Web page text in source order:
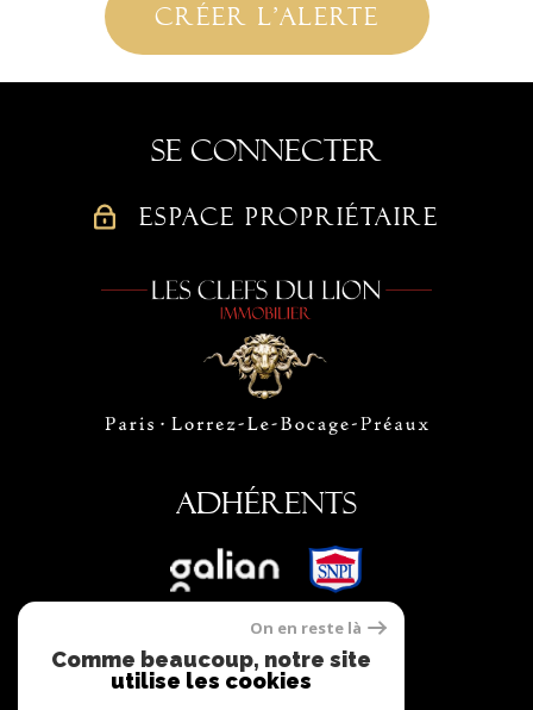
créer l'alerte
Se connecter
ESPACE PROPRIÉTAIRE
Adhérents
On en reste là
Comme beaucoup, notre site
utilise les cookies